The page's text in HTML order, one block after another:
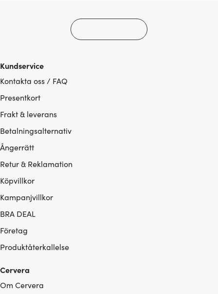
Kundservice
Kontakta oss / FAQ
Presentkort
Frakt & leverans
Betalningsalternativ
Ångerrätt
Retur & Reklamation
Köpvillkor
Kampanjvillkor
BRA DEAL
Företag
Produktåterkallelse
Cervera
Om Cervera